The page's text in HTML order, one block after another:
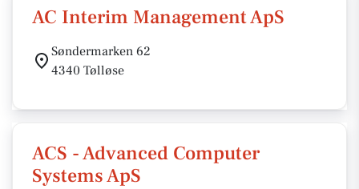
AC Interim Management ApS
Søndermarken 62
4340 Tølløse
ACS - Advanced Computer
Systems ApS